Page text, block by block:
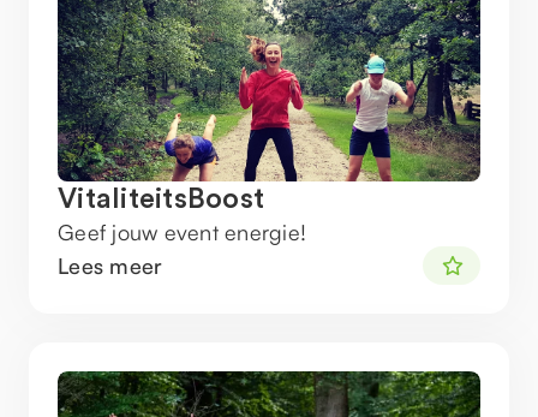
VitaliteitsBoost
Geef jouw event energie!
Lees meer